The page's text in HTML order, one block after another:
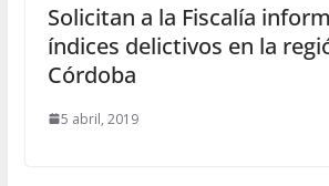
Solicitan a la Fiscalía
índices delictivos en la
Córdoba
5 abril, 2019